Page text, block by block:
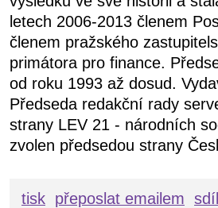
letech 2006-2013 členem
členem pražského
primátora pro finance.
od roku 1993 až dosud.
Předseda redakční rady
strany LEV 21 - národních
zvolen předsedou strany
tisk přeposlat emailem